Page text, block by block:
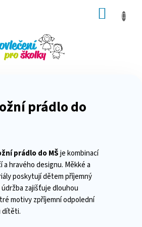
prádlo do
prádlo do MŠje kombinací
a hravého designu. Měkké a
poskytují dětem příjemný
zajišťuje dlouhou
motivy zpříjemní odpolední
dítěti.